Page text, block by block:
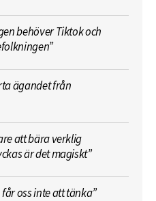
behöver Tiktok och
ägandet från
att bära verklig
är det magiskt”
får oss inte att tänka”